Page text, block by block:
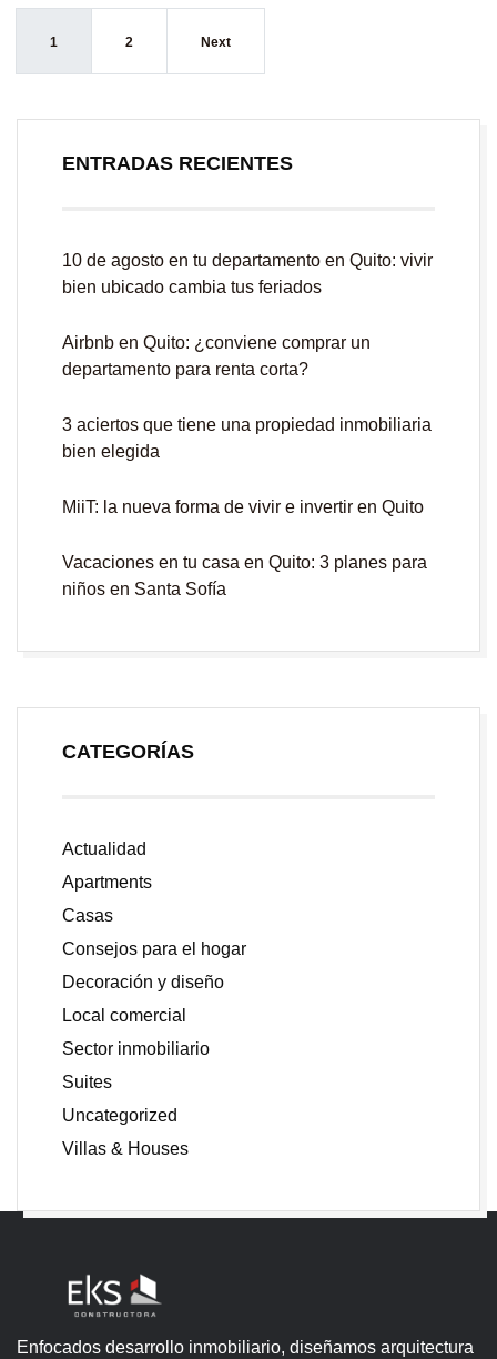
1 2 Next
ENTRADAS RECIENTES
10 de agosto en tu departamento en Quito: vivir
bien ubicado cambia tus feriados
Airbnb en Quito: ¿conviene comprar un
departamento para renta corta?
3 aciertos que tiene una propiedad inmobiliaria
bien elegida
MiiT: la nueva forma de vivir e invertir en Quito
Vacaciones en tu casa en Quito: 3 planes para
niños en Santa Sofía
CATEGORÍAS
Actualidad
Apartments
Casas
Consejos para el hogar
Decoración y diseño
Local comercial
Sector inmobiliario
Suites
Uncategorized
Villas & Houses
Enfocados desarrollo inmobiliario, diseñamos arquitectura